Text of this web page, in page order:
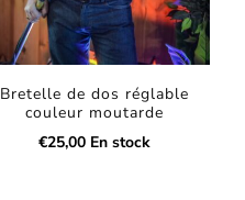
Bretelle de dos réglable
couleur moutarde
€25,00 En stock